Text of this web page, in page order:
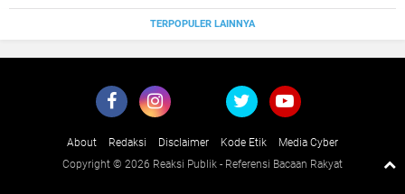
TERPOPULER LAINNYA
About Redaksi Disclaimer Kode Etik
Media Cyber
Copyright © 2026 Reaksi Publik - Referensi Bacaan Rakyat